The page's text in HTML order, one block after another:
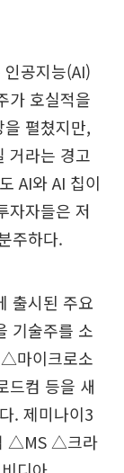
공지능(AI)
가 호실적을
펼쳤지만,
거라는 경고
AI와 AI 칩이
자자들은 저
주하다.
출시된 주요
기술주를 소
마이크로소
컴 등을 새
. 제미나이3
△MS △크라